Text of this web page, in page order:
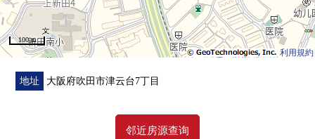
利用規約
100 m
地址 大阪府吹田市津云台7丁目
邻近房源查询